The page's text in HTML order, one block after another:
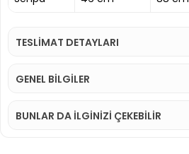
TESLİMAT DETAYLARI
GENEL BİLGİLER
BUNLAR DA İLGINIZI ÇEKEBILIR